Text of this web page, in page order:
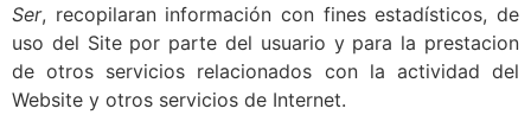
Ser, recopilaran información con fines estadísticos, de
uso del Site por parte del usuario y para la prestacion
de otros servicios relacionados con la actividad del
Website y otros servicios de Internet.